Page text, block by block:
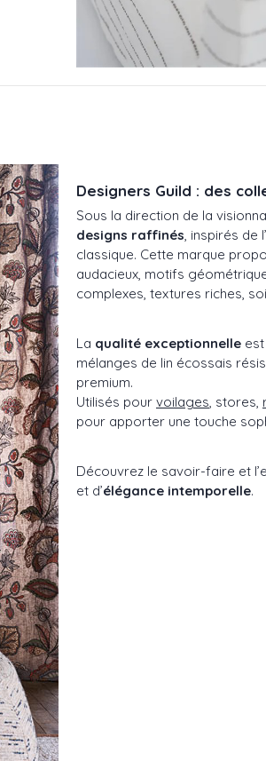
Designers Guild : des
Sous la direction de la
designs raffinés, inspirés de l’
classique. Cette marque
audacieux, motifs
complexes, textures riches,
La qualité exceptionnelle
mélanges de lin écossais
premium.
Utilisés pour voilages, stores,
pour apporter une touche
Découvrez le savoir-faire et
et d’élégance intemporelle.